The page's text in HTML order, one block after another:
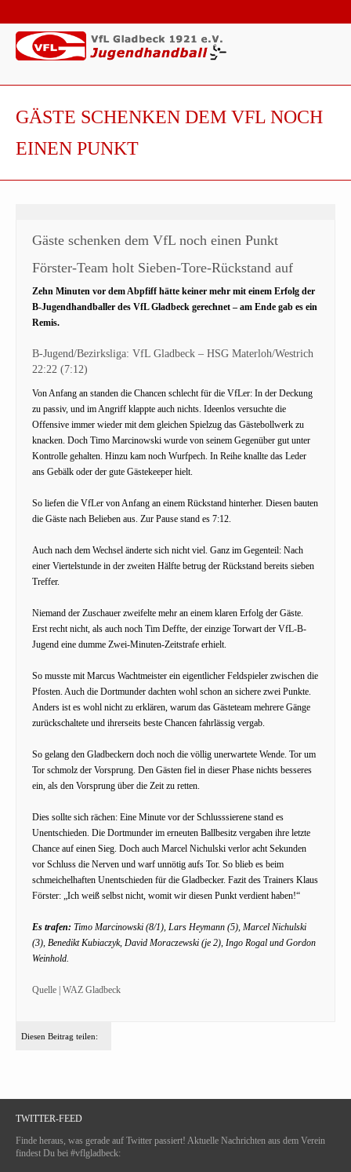
GÄSTE SCHENKEN DEM VFL NOCH
EINEN PUNKT
Gäste schenken dem VfL noch einen Punkt
Förster-Team holt Sieben-Tore-Rückstand auf
Zehn Minuten vor dem Abpfiff hätte keiner mehr mit einem Erfolg der
B-Jugendhandballer des VfL Gladbeck gerechnet – am Ende gab es ein
Remis.
B-Jugend/Bezirksliga: VfL Gladbeck – HSG Materloh/Westrich
22:22 (7:12)
Von Anfang an standen die Chancen schlecht für die VfLer: In der Deckung
zu passiv, und im Angriff klappte auch nichts. Ideenlos versuchte die
Offensive immer wieder mit dem gleichen Spielzug das Gästebollwerk zu
knacken. Doch Timo Marcinowski wurde von seinem Gegenüber gut unter
Kontrolle gehalten. Hinzu kam noch Wurfpech. In Reihe knallte das Leder
ans Gebälk oder der gute Gästekeeper hielt.
So liefen die VfLer von Anfang an einem Rückstand hinterher. Diesen bauten
die Gäste nach Belieben aus. Zur Pause stand es 7:12.
Auch nach dem Wechsel änderte sich nicht viel. Ganz im Gegenteil: Nach
einer Viertelstunde in der zweiten Hälfte betrug der Rückstand bereits sieben
Treffer.
Niemand der Zuschauer zweifelte mehr an einem klaren Erfolg der Gäste.
Erst recht nicht, als auch noch Tim Deffte, der einzige Torwart der VfL-B-
Jugend eine dumme Zwei-Minuten-Zeitstrafe erhielt.
So musste mit Marcus Wachtmeister ein eigentlicher Feldspieler zwischen die
Pfosten. Auch die Dortmunder dachten wohl schon an sichere zwei Punkte.
Anders ist es wohl nicht zu erklären, warum das Gästeteam mehrere Gänge
zurückschaltete und ihrerseits beste Chancen fahrlässig vergab.
So gelang den Gladbeckern doch noch die völlig unerwartete Wende. Tor um
Tor schmolz der Vorsprung. Den Gästen fiel in dieser Phase nichts besseres
ein, als den Vorsprung über die Zeit zu retten.
Dies sollte sich rächen: Eine Minute vor der Schlusssierene stand es
Unentschieden. Die Dortmunder im erneuten Ballbesitz vergaben ihre letzte
Chance auf einen Sieg. Doch auch Marcel Nichulski verlor acht Sekunden
vor Schluss die Nerven und warf unnötig aufs Tor. So blieb es beim
schmeichelhaften Unentschieden für die Gladbecker. Fazit des Trainers Klaus
Förster: „Ich weiß selbst nicht, womit wir diesen Punkt verdient haben!“
Es trafen: Timo Marcinowski (8/1), Lars Heymann (5), Marcel Nichulski
(3), Benedikt Kubiaczyk, David Moraczewski (je 2), Ingo Rogal und Gordon
Weinhold.
Quelle | WAZ Gladbeck
Diesen Beitrag teilen:
TWITTER-FEED
Finde heraus, was gerade auf Twitter passiert! Aktuelle Nachrichten aus dem Verein
findest Du bei #vflgladbeck: